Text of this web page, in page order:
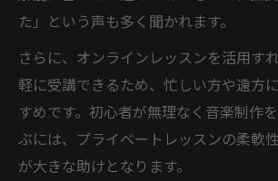
初心者が安心して学べるカリ
DTMオンラインレッスンで広が
自宅で受講できるDTMスク
DTMオンラインレッスンの
社会人におすすめのDTMオン
た」という声も多く聞かれます。
さらに、オンラインレッスンを活用す
軽に受講できるため、忙しい方や遠方
すめです。初心者が無理なく音楽制作
ぶには、プライベートレッスンの柔軟
が大きな助けとなります。